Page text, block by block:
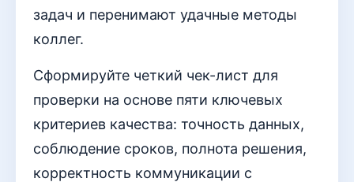
задач и перенимают удачные методы
коллег.
Сформируйте четкий чек-лист для
проверки на основе пяти ключевых
критериев качества: точность данных,
соблюдение сроков, полнота решения,
корректность коммуникации с